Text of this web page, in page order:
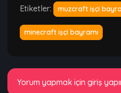
Etiketler: muzcraft işçi
minecraft işçi bayramı
Yorum yapmak için giriş